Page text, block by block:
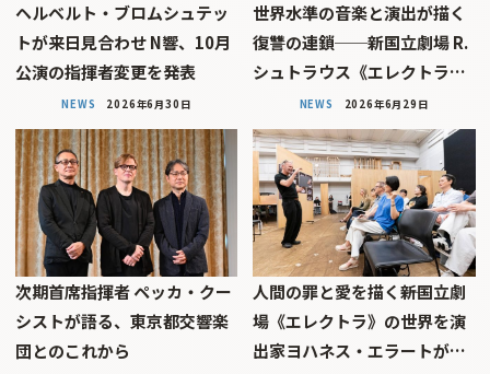
ヘルベルト・ブロムシュテッ
トが来日見合わせ N響、10月
公演の指揮者変更を発表
NEWS 2026年6月30日
世界水準の音楽と演出が描く
復讐の連鎖──新国立劇場 R.
シュトラウス《エレクトラ…
NEWS 2026年6月29日
次期首席指揮者 ペッカ・クー
シストが語る、東京都交響楽
団とのこれから
人間の罪と愛を描く――新国立劇
場《エレクトラ》の世界を演
出家ヨハネス・エラートが…